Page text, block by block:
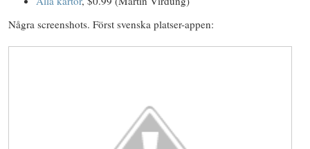
Några screenshots. Först svenska platser-appen: